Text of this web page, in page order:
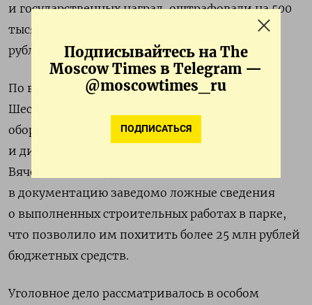
Подписывайтесь на The
Moscow Times в Telegram —
@moscowtimes_ru
ПОДПИСАТЬСЯ
и государственных наград, оштрафовали на 500
тысяч рублей и взыскали с него более 24 млн
рублей в качестве компенсации ущерба.
По версии следствия, с 2022 по 2024 годы
Шестеров вместе с бывшим замминистра
обороны генералом армии Павлом Поповым
и директором «Патриота» полковником
Вячеславом Ахмедовым вносили
в документацию заведомо ложные сведения
о выполненных строительных работах в парке,
что позволило им похитить более 25 млн рублей
бюджетных средств.
Уголовное дело рассматривалось в особом